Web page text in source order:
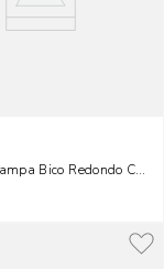
FinasBico Redondo